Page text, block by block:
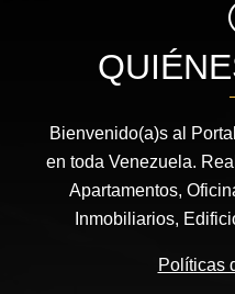
Bienvenido(a)s al
en toda Venezuela.
Apartamentos,
Inmobiliarios,
Políticas